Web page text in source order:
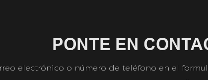
PONTE EN
electrónico o número de teléfono en el